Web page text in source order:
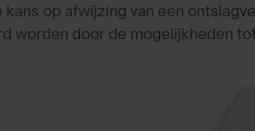
op afwijzing van een
worden door de mogelijkheden